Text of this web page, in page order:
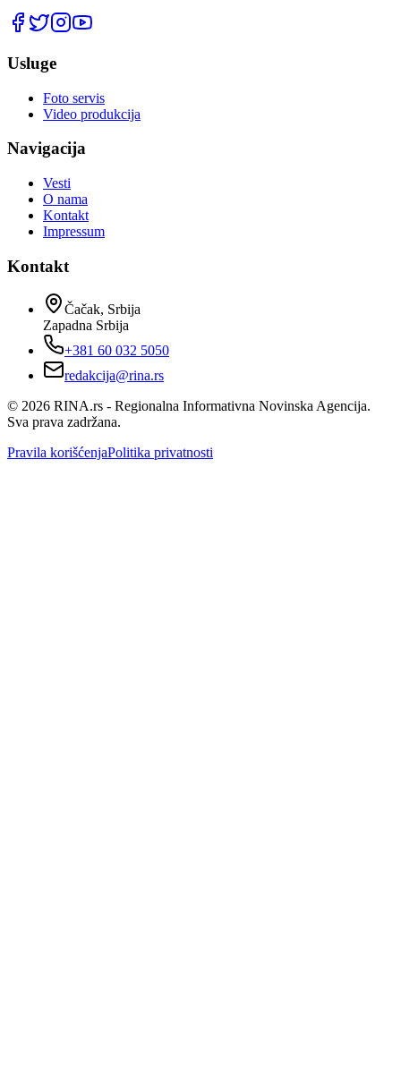
Usluge
Foto servis
Video produkcija
Navigacija
Vesti
O nama
Kontakt
Impressum
Kontakt
Čačak, Srbija
Zapadna Srbija
+381 60 032 5050
redakcija@rina.rs
© 2026 RINA.rs - Regionalna Informativna Novinska Agencija.
Sva prava zadržana.
Pravila korišćenjaPolitika privatnosti